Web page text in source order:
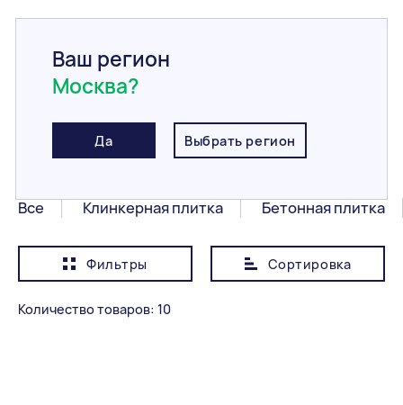
Ваш регион
Москва?
Да Выбрать регион
Главная / Каталог
Гиперпресованная
плитка
Все Клинкерная плитка Бетонная плитка
Фильтры Сортировка
Показывать сначала
Количество товаров: 10